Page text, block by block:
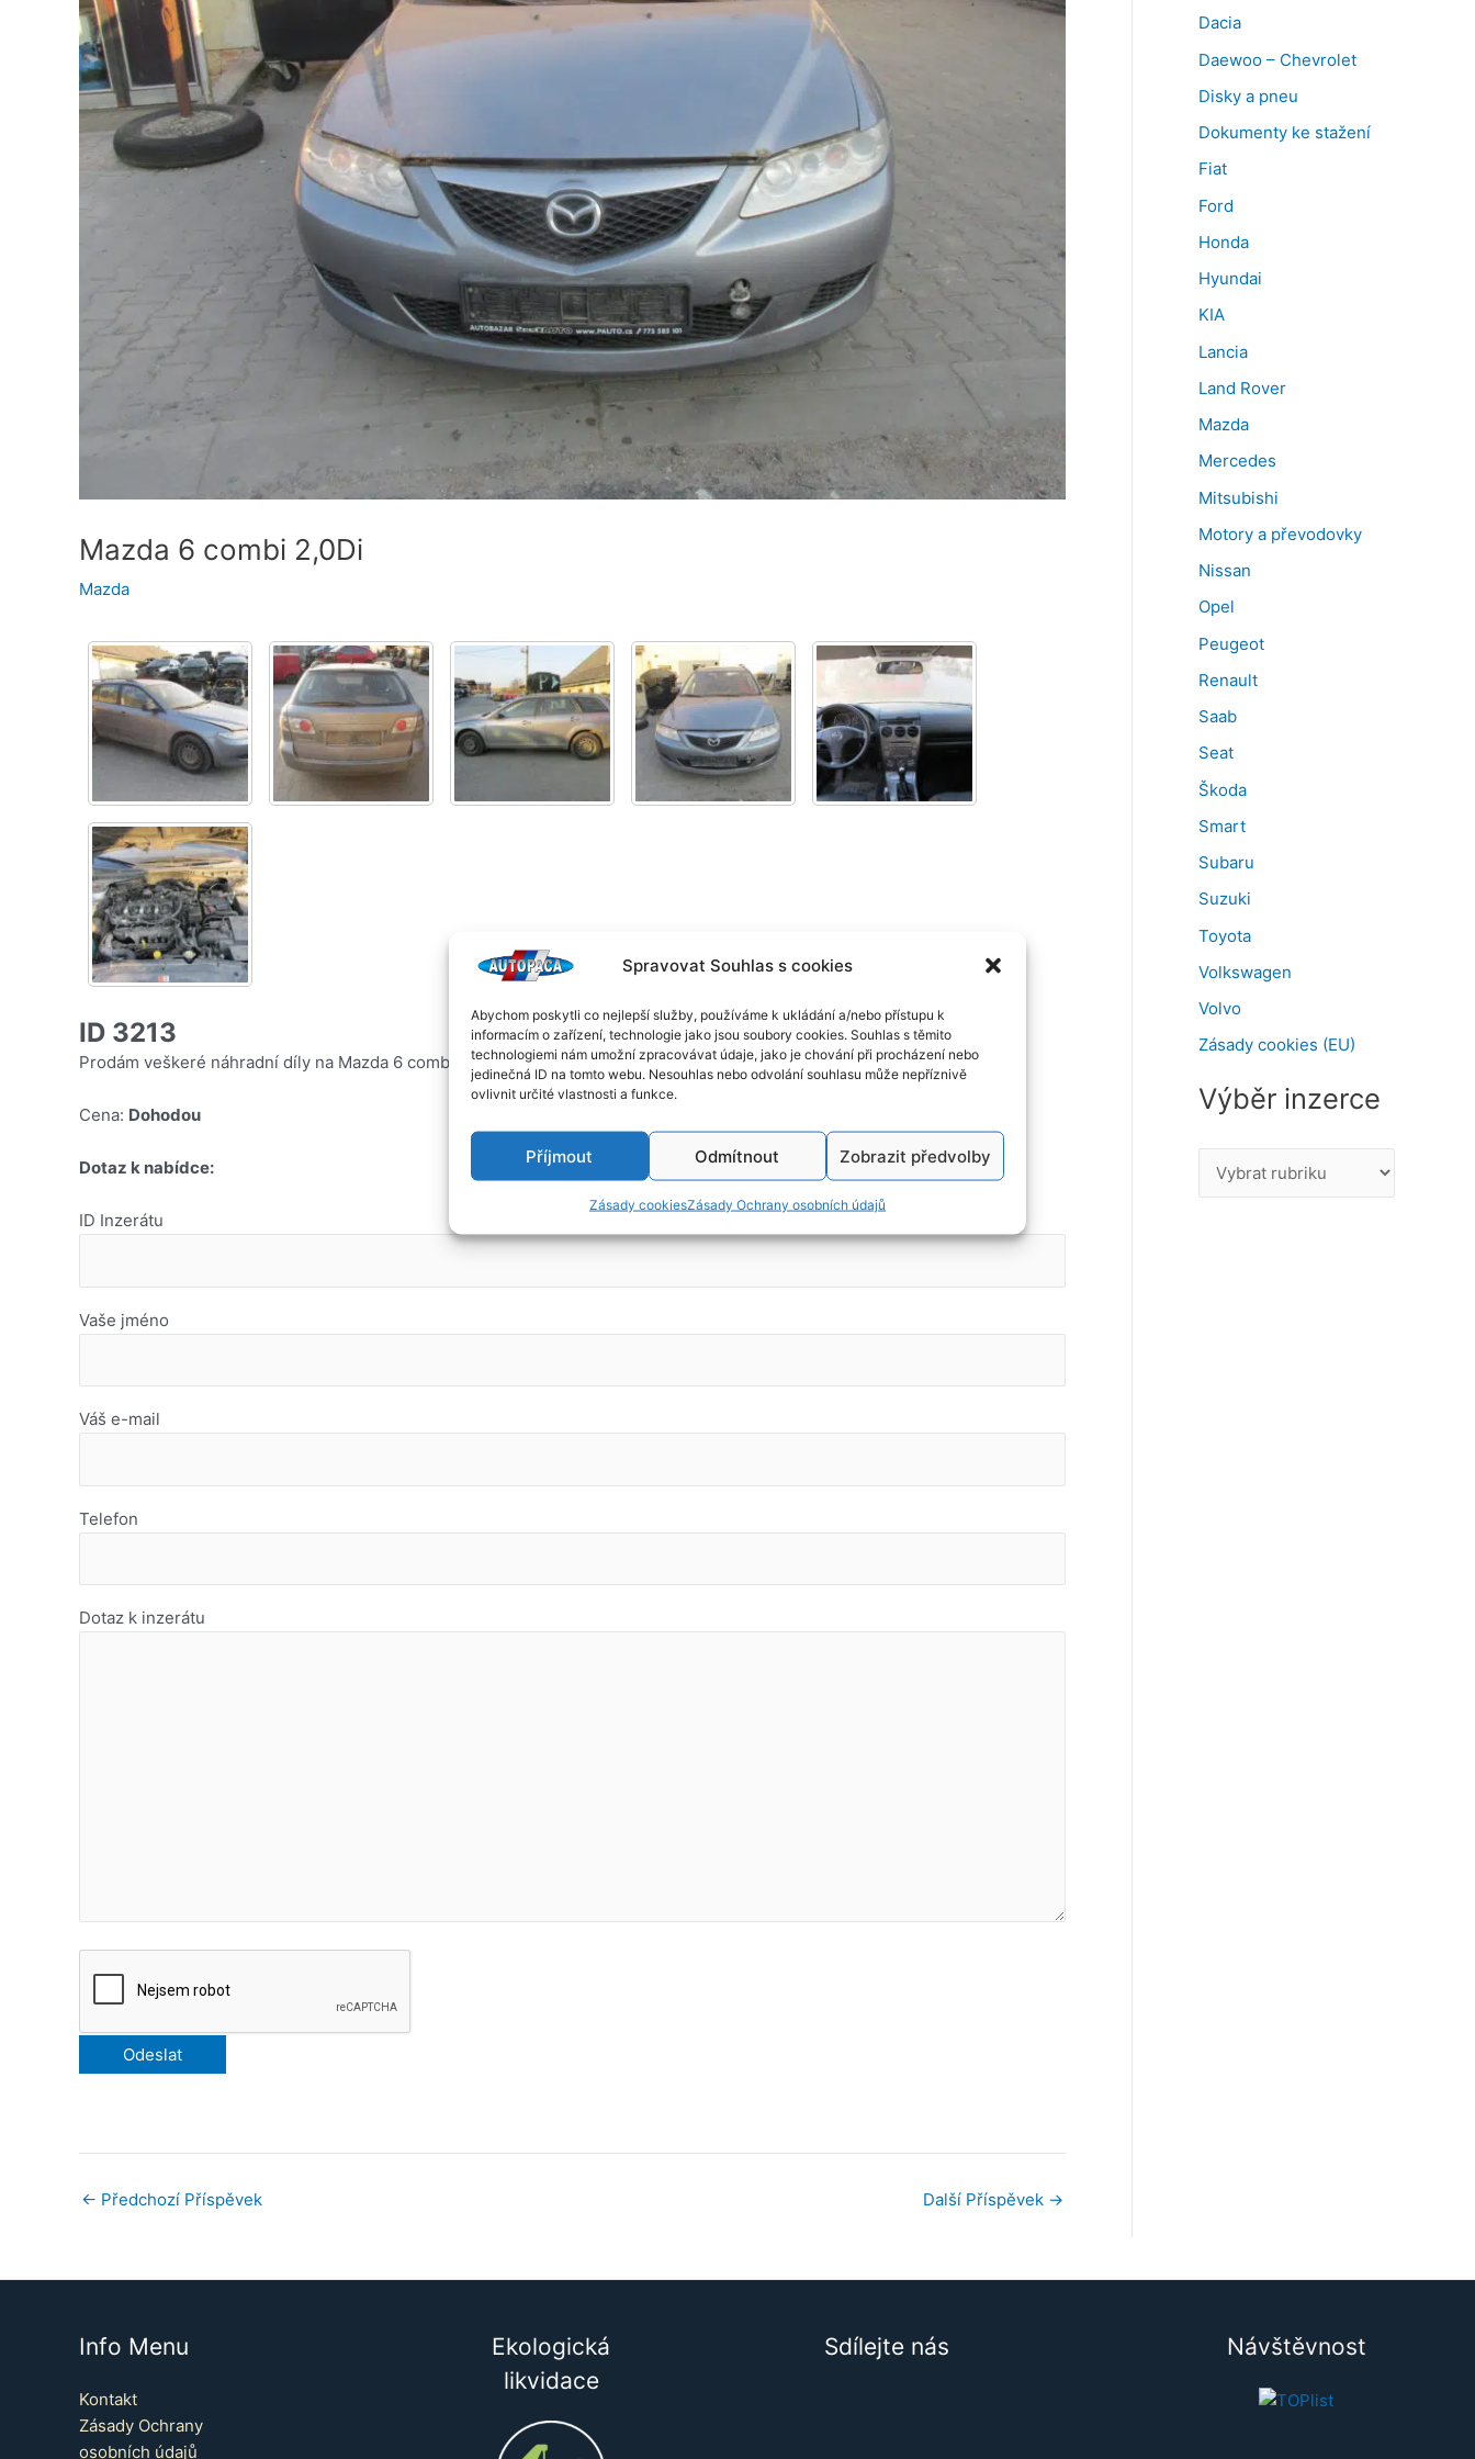
Spravovat Souhlas s cookies
Abychom poskytli co nejlepší služby, používáme k ukládání a/nebo přístupu k
informacím o zařízení, technologie jako jsou soubory cookies. Souhlas s těmito
technologiemi nám umožní zpracovávat údaje, jako je chování při procházení nebo
jedinečná ID na tomto webu. Nesouhlas nebo odvolání souhlasu může nepříznivě
ovlivnit určité vlastnosti a funkce.
Příjmout Odmítnout Zobrazit předvolby
Zásady cookiesZásady Ochrany osobních údajů
Mazda 6 combi 2,0Di
Mazda
ID 3213
Prodám veškeré náhradní díly na Mazda 6 combi 2,0Di, r.v. 2004, kód motoru: RF
Cena: Dohodou
Dotaz k nabídce:
ID Inzerátu
Vaše jméno
Váš e-mail
Telefon
Dotaz k inzerátu
← Předchozí Příspěvek Další Příspěvek →
Dacia
Daewoo – Chevrolet
Disky a pneu
Dokumenty ke stažení
Fiat
Ford
Honda
Hyundai
KIA
Lancia
Land Rover
Mazda
Mercedes
Mitsubishi
Motory a převodovky
Nissan
Opel
Peugeot
Renault
Saab
Seat
Škoda
Smart
Subaru
Suzuki
Toyota
Volkswagen
Volvo
Zásady cookies (EU)
Výběr inzerce
Info Menu
Kontakt
Zásady Ochrany
osobních údajů
Ekologická
likvidace
Sdílejte nás Návštěvnost